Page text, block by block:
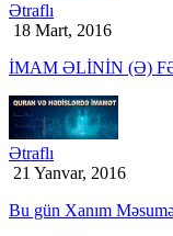
Ətraflı
18 Mart, 2016
İMAM ƏLİNİN (Ə)
Ətraflı
21 Yanvar, 2016
Bu gün Xanım